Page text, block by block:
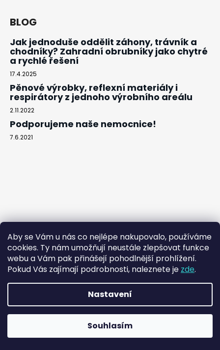
Aby se Vám u nás co nejlépe nakupovalo, používáme
cookies. Ty nám umožňují neustále zlepšovat funkce
webu a Vám pak přinášejí pohodlnější prohlížení.
Pokud Vás zajímají podrobnosti, naleznete je zde.
Nastavení
Souhlasím
BLOG
Jak jednoduše oddělit záhony, trávník a
chodníky? Zahradní obrubníky jako chytré
a rychlé řešení
17.4.2025
Pěnové výrobky, reflexní materiály i
respirátory z jednoho výrobního areálu
2.11.2022
Podporujeme naše nemocnice!
7.6.2021
SPUR a.s.. Všechna práva vyhrazena.